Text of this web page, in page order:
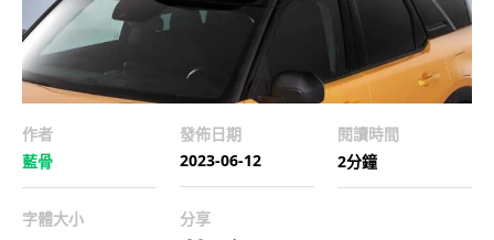
作者
藍骨
發佈日期
2023-06-12
閱讀時間
2分鐘
字體大小 分享